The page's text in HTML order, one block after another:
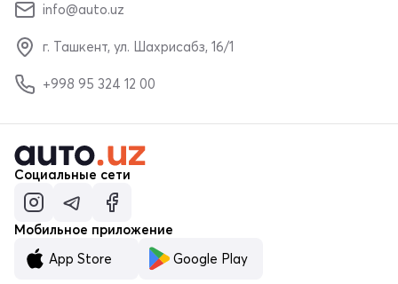
info@auto.uz
г. Ташкент, ул. Шахрисабз, 16/1
+998 95 324 12 00
Социальные сети
Мобильное приложение
App Store
Google Play